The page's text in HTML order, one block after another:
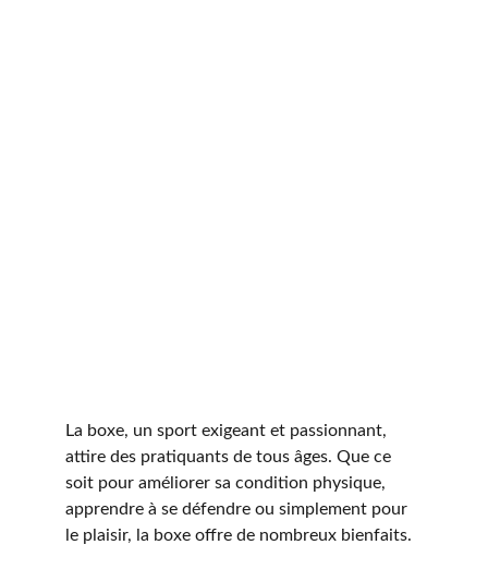
La boxe, un sport exigeant et passionnant,
attire des pratiquants de tous âges. Que ce
soit pour améliorer sa condition physique,
apprendre à se défendre ou simplement pour
le plaisir, la boxe offre de nombreux bienfaits.